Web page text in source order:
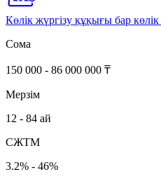
Көлік жүргізу құқығы бар көлік
Сома
150 000 - 86 000 000 ₸
Мерзім
12 - 84 ай
СЖТМ
3.2% - 46%